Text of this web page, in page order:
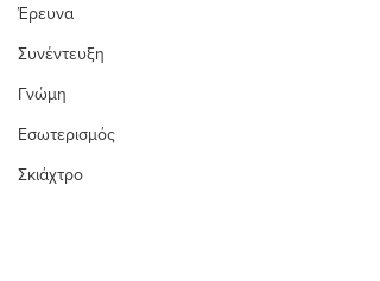
Έρευνα
Συνέντευξη
Γνώμη
Εσωτερισμός
Σκιάχτρο